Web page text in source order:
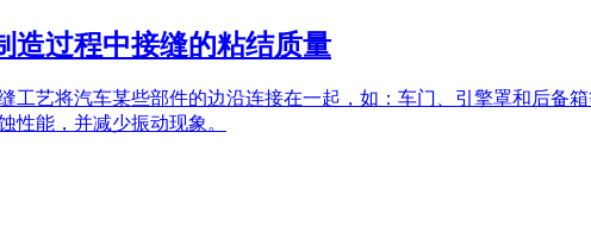
造过程中接缝的粘结质量
工艺将汽车某些部件的边沿连接在一起，如：车门、引擎罩和后备
性能，并减少振动现象。